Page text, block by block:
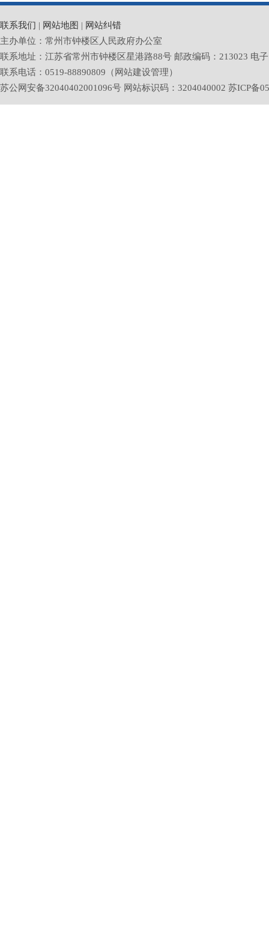
联系我们 | 网站地图 | 网站纠错
主办单位：常州市钟楼区人民政府办公室
联系地址：江苏省常州市钟楼区星港路88号 邮政编码：213023 电
联系电话：0519-88890809（网站建设管理）
苏公网安备32040402001096号 网站标识码：3204040002 苏ICP备